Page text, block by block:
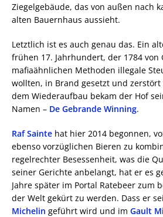
Ziegelgebäude, das von außen nach
alten Bauernhaus aussieht.
Letztlich ist es auch genau das. Ein
frühen 17. Jahrhundert, der 1784 von
mafiaähnlichen Methoden illegale
wollten, in Brand gesetzt und
dem Wiederaufbau bekam der Hof
Namen – De Gebrande Winning.
Raf Sainte hat hier 2014 begonnen,
ebenso vorzüglichen Bieren zu
regelrechter Besessenheit, was die
seiner Gerichte anbelangt, hat er es
Jahre später im Portal Ratebeer zum
der Welt gekürt zu werden. Dass er
Michelin geführt wird und im Gault